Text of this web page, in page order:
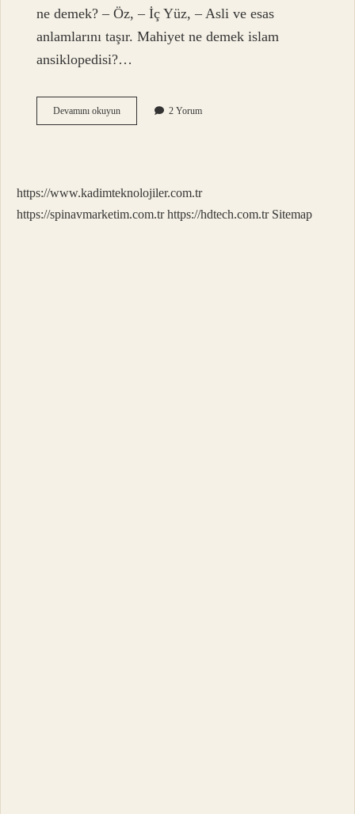
ne demek? – Öz, – İç Yüz, – Asli ve esas
anlamlarını taşır. Mahiyet ne demek islam
ansiklopedisi?…
Devamını okuyunMahiyet
Ne
2 Yorum
https://www.kadimteknolojiler.com.tr
https://spinavmarketim.com.tr https://hdtech.com.tr Sitemap